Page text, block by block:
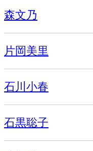
森文乃
片岡美里
石川小春
石黒聡子